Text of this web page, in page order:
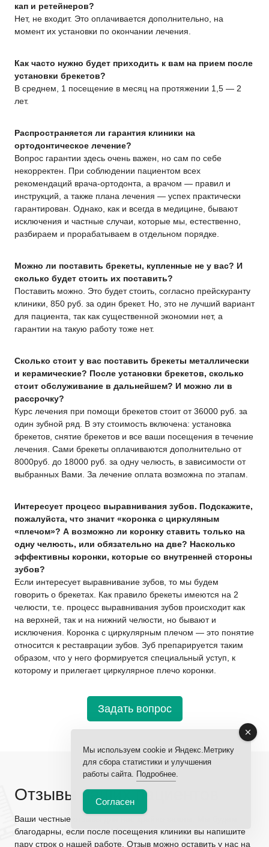
кап и ретейнеров?
Нет, не входит. Это оплачивается дополнительно, на
момент их установки по окончании лечения.
Как часто нужно будет приходить к вам на прием после
установки брекетов?
В среднем, 1 посещение в месяц на протяжении 1,5 — 2
лет.
Распространяется ли гарантия клиники на
ортодонтическое лечение?
Вопрос гарантии здесь очень важен, но сам по себе
некорректен. При соблюдении пациентом всех
рекомендаций врача-ортодонта, а врачом — правил и
инструкций, а также плана лечения — успех практически
гарантирован. Однако, как и всегда в медицине, бывают
исключения и частные случаи, которые мы, естественно,
разбираем и прорабатываем в отдельном порядке.
Можно ли поставить брекеты, купленные не у вас? И
сколько будет стоить их поставить?
Поставить можно. Это будет стоить, согласно прейскуранту
клиники, 850 руб. за один брекет. Но, это не лучший вариант
для пациента, так как существенной экономии нет, а
гарантии на такую работу тоже нет.
Сколько стоит у вас поставить брекеты металлически
и керамические? После установки брекетов, сколько
стоит обслуживание в дальнейшем? И можно ли в
рассрочку?
Курс лечения при помощи брекетов стоит от 36000 руб. за
один зубной ряд. В эту стоимость включена: установка
брекетов, снятие брекетов и все ваши посещения в течение
лечения. Сами брекеты оплачиваются дополнительно от
8000руб. до 18000 руб. за одну челюсть, в зависимости от
выбранных Вами. За лечение оплата возможна по этапам.
Интересует процесс выравнивания зубов. Подскажите,
пожалуйста, что значит «коронка с циркуляным
«плечом»? А возможно ли коронку ставить только на
одну челюсть, или обязательно на две? Насколько
эффективны коронки, которые со внутренней стороны
зубов?
Если интересует выравнивание зубов, то мы будем
говорить о брекетах. Как правило брекеты имеются на 2
челюсти, т.е. процесс выравнивания зубов происходит как
на верхней, так и на нижний челюсти, но бывают и
исключения. Коронка с циркулярным плечом — это понятие
относится к реставрации зубов. Зуб препарируется таким
образом, что у него формируется специальный уступ, к
которому и прилегает циркулярное плечо коронки.
Задать вопрос
Отзывы наших пациентов
Ваши честные отзывы для нас крайне важны. Мы будем
благодарны, если после посещения клиники вы напишите
пару строк о нашей работе. Отзыв можно оставить у нас на
Мы используем cookie и Яндекс.Метрику
для сбора статистики и улучшения
работы сайта. Подробнее.
Согласен